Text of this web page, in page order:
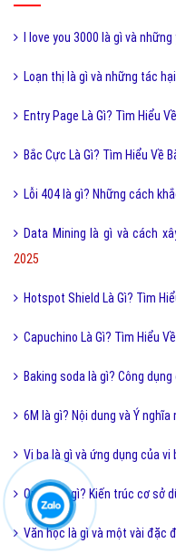
I love you 3000 là gì và
Loạn thị là gì và những tác
Entry Page Là Gì? Tìm Hiểu
Bắc Cực Là Gì? Tìm Hiểu Về
Lỗi 404 là gì? Những cách
Data Mining là gì và cách
2025
Hotspot Shield Là Gì? Tìm
Capuchino Là Gì? Tìm Hiểu
Baking soda là gì? Công
6M là gì? Nội dung và Ý nghĩa
Vi ba là gì và ứng dụng của
Oracle là gì? Kiến trúc cơ sở
Văn học là gì và một vài đặc